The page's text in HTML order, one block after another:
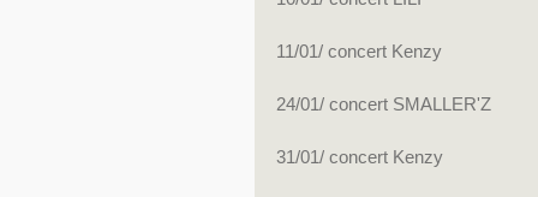
11/01/ concert Kenzy
24/01/ concert SMALLER'Z
31/01/ concert Kenzy